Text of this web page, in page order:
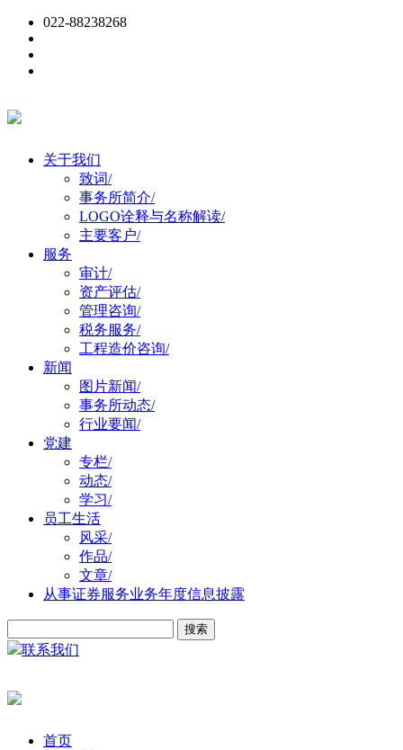
022-88238268
关于我们
致词/
事务所简介/
LOGO诠释与名称解读/
主要客户/
服务
审计/
资产评估/
管理咨询/
税务服务/
工程造价咨询/
新闻
图片新闻/
事务所动态/
行业要闻/
党建
专栏/
动态/
学习/
员工生活
风采/
作品/
文章/
从事证券服务业务年度信息披露
联系我们
首页